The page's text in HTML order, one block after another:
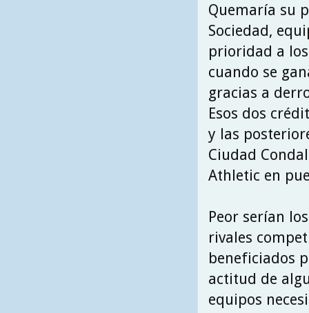
Quemaría su
Sociedad,
prioridad a
cuando se
gracias a
Esos dos
y las
Ciudad
Athletic en
Peor serían
rivales
beneficiados
actitud de
equipos